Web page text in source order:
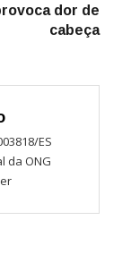
dor de
cabeça
ES
da ONG